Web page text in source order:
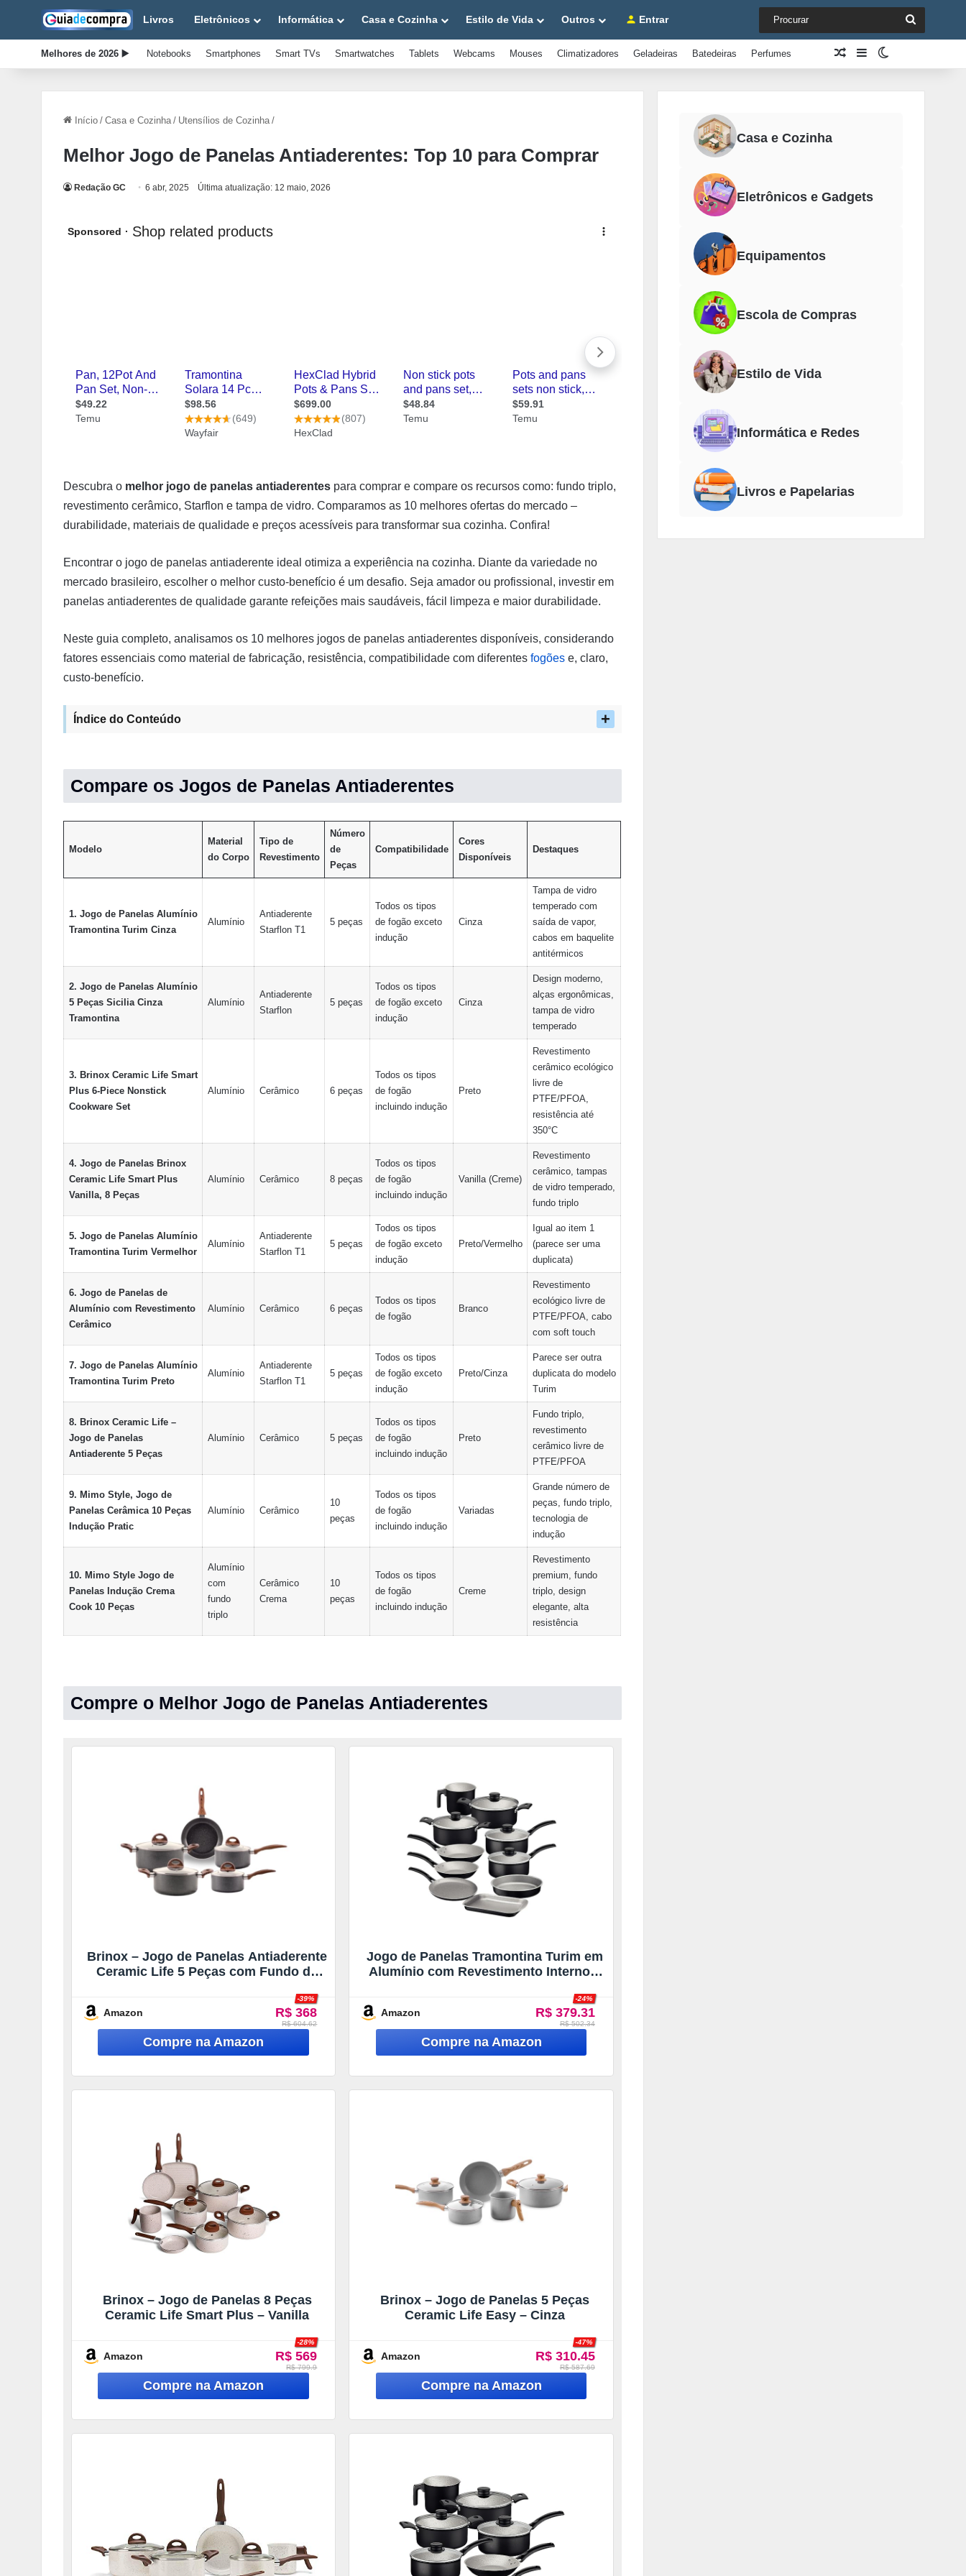
Livros Eletrônicos Informática Casa e Cozinha Estilo de Vida Outros Entrar
Melhores de 2026 ▶️ Notebooks Smartphones Smart TVs Smartwatches Tablets Webcams Mouses Climatizadores Geladeiras Batedeiras Perfumes Artigo aleatório
Barra Lateral
Início / Casa e Cozinha / Utensílios de Cozinha /
Melhor Jogo de Panelas Antiaderentes: Top 10 para Comprar
Redação GC 6 abr, 2025 Última atualização: 12 maio, 2026
Descubra o melhor jogo de panelas antiaderentes para comprar e compare os recursos como: fundo triplo,
revestimento cerâmico, Starflon e tampa de vidro. Comparamos as 10 melhores ofertas do mercado –
durabilidade, materiais de qualidade e preços acessíveis para transformar sua cozinha. Confira!
Encontrar o jogo de panelas antiaderente ideal otimiza a experiência na cozinha. Diante da variedade no
mercado brasileiro, escolher o melhor custo-benefício é um desafio. Seja amador ou profissional, investir em
panelas antiaderentes de qualidade garante refeições mais saudáveis, fácil limpeza e maior durabilidade.
Neste guia completo, analisamos os 10 melhores jogos de panelas antiaderentes disponíveis, considerando
fatores essenciais como material de fabricação, resistência, compatibilidade com diferentes fogões e, claro,
custo-benefício.
Índice do Conteúdo
Compare os Jogos de Panelas Antiaderentes
Modelo
Material
do Corpo
Tipo de
Revestimento
Número
de
Peças
Compatibilidade
Cores
Disponíveis
Destaques
1. Jogo de Panelas Alumínio
Tramontina Turim Cinza
Alumínio
Antiaderente
Starflon T1
5 peças
Todos os tipos
de fogão exceto
indução
Cinza
Tampa de vidro
temperado com
saída de vapor,
cabos em baquelite
antitérmicos
2. Jogo de Panelas Alumínio
5 Peças Sicilia Cinza
Tramontina
Alumínio
Antiaderente
Starflon
5 peças
Todos os tipos
de fogão exceto
indução
Cinza
Design moderno,
alças ergonômicas,
tampa de vidro
temperado
3. Brinox Ceramic Life Smart
Plus 6-Piece Nonstick
Cookware Set
Alumínio Cerâmico 6 peças
Todos os tipos
de fogão
incluindo indução
Preto
Revestimento
cerâmico ecológico
livre de
PTFE/PFOA,
resistência até
350°C
4. Jogo de Panelas Brinox
Ceramic Life Smart Plus
Vanilla, 8 Peças
Alumínio Cerâmico 8 peças
Todos os tipos
de fogão
incluindo indução
Vanilla (Creme)
Revestimento
cerâmico, tampas
de vidro temperado,
fundo triplo
5. Jogo de Panelas Alumínio
Tramontina Turim Vermelhor
Alumínio
Antiaderente
Starflon T1
5 peças
Todos os tipos
de fogão exceto
indução
Preto/Vermelho
Igual ao item 1
(parece ser uma
duplicata)
6. Jogo de Panelas de
Alumínio com Revestimento
Cerâmico
Alumínio Cerâmico 6 peças
Todos os tipos
de fogão
Branco
Revestimento
ecológico livre de
PTFE/PFOA, cabo
com soft touch
7. Jogo de Panelas Alumínio
Tramontina Turim Preto
Alumínio
Antiaderente
Starflon T1
5 peças
Todos os tipos
de fogão exceto
indução
Preto/Cinza
Parece ser outra
duplicata do modelo
Turim
8. Brinox Ceramic Life –
Jogo de Panelas
Antiaderente 5 Peças
Alumínio Cerâmico 5 peças
Todos os tipos
de fogão
incluindo indução
Preto
Fundo triplo,
revestimento
cerâmico livre de
PTFE/PFOA
9. Mimo Style, Jogo de
Panelas Cerâmica 10 Peças
Indução Pratic
Alumínio Cerâmico
10
peças
Todos os tipos
de fogão
incluindo indução
Variadas
Grande número de
peças, fundo triplo,
tecnologia de
indução
10. Mimo Style Jogo de
Panelas Indução Crema
Cook 10 Peças
Alumínio
com
fundo
triplo
Cerâmico
Crema
10
peças
Todos os tipos
de fogão
incluindo indução
Creme
Revestimento
premium, fundo
triplo, design
elegante, alta
resistência
Compre o Melhor Jogo de Panelas Antiaderentes
Brinox – Jogo de Panelas Antiaderente
Ceramic Life 5 Peças com Fundo de
Amazon R$ 368
-39%
R$ 604.62
Jogo de Panelas Tramontina Turim em
Alumínio com Revestimento Interno e
Amazon R$ 379.31
-24%
R$ 502.34
Brinox – Jogo de Panelas 8 Peças
Ceramic Life Smart Plus – Vanilla
Amazon R$ 569
-28%
R$ 799.9
Brinox – Jogo de Panelas 5 Peças
Ceramic Life Easy – Cinza
Amazon R$ 310.45
-47%
R$ 587.69
Casa e Cozinha
Eletrônicos e Gadgets
Equipamentos
Escola de Compras
Estilo de Vida
Informática e Redes
Livros e Papelarias